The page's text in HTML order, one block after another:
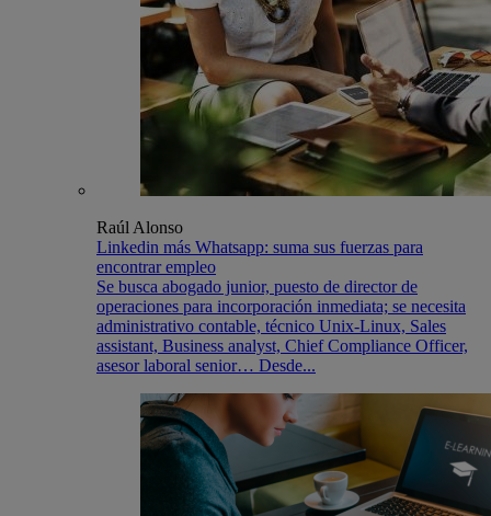
Raúl Alonso
Linkedin más Whatsapp: suma sus fuerzas para
encontrar empleo
Se busca abogado junior, puesto de director de
operaciones para incorporación inmediata; se necesita
administrativo contable, técnico Unix-Linux, Sales
assistant, Business analyst, Chief Compliance Officer,
asesor laboral senior… Desde...